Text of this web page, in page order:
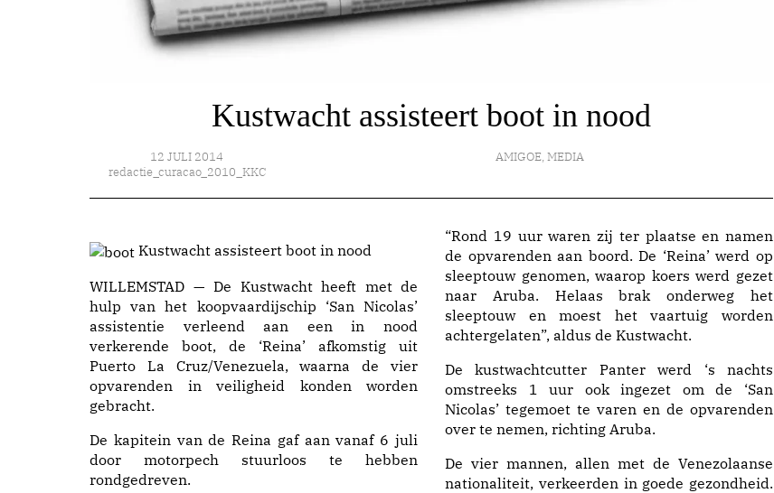
Kustwacht assisteert boot in nood
12 JULI 2014
redactie_curacao_2010_KKC
AMIGOE, MEDIA
Kustwacht assisteert boot in nood
WILLEMSTAD — De Kustwacht heeft met de
hulp van het koopvaardijschip ‘San Nicolas’
assistentie verleend aan een in nood
verkerende boot, de ‘Reina’ afkomstig uit
Puerto La Cruz/Venezuela, waarna de vier
opvarenden in veiligheid konden worden
gebracht.
De kapitein van de Reina gaf aan vanaf 6 juli
door motorpech stuurloos te hebben
rondgedreven.
“Rond 19 uur waren zij ter plaatse en namen
de opvarenden aan boord. De ‘Reina’ werd op
sleeptouw genomen, waarop koers werd gezet
naar Aruba. Helaas brak onderweg het
sleeptouw en moest het vaartuig worden
achtergelaten”, aldus de Kustwacht.
De kustwachtcutter Panter werd ‘s nachts
omstreeks 1 uur ook ingezet om de ‘San
Nicolas’ tegemoet te varen en de opvarenden
over te nemen, richting Aruba.
De vier mannen, allen met de Venezolaanse
nationaliteit, verkeerden in goede gezondheid.